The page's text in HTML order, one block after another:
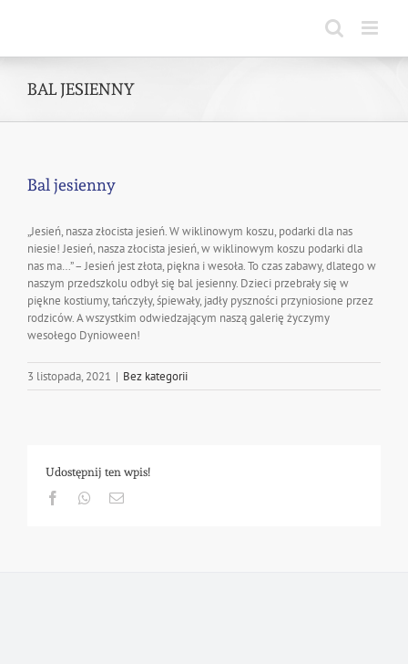
BAL JESIENNY
Bal jesienny
„Jesień, nasza złocista jesień. W wiklinowym koszu, podarki dla nas
niesie! Jesień, nasza złocista jesień, w wiklinowym koszu podarki dla
nas ma…” – Jesień jest złota, piękna i wesoła. To czas zabawy, dlatego w
naszym przedszkolu odbył się bal jesienny. Dzieci przebrały się w
piękne kostiumy, tańczyły, śpiewały, jadły pyszności przyniosione przez
rodziców. A wszystkim odwiedzającym naszą galerię życzymy
wesołego Dynioween!
3 listopada, 2021 | Bez kategorii
Udostępnij ten wpis!
FacebookWhatsapp
Email